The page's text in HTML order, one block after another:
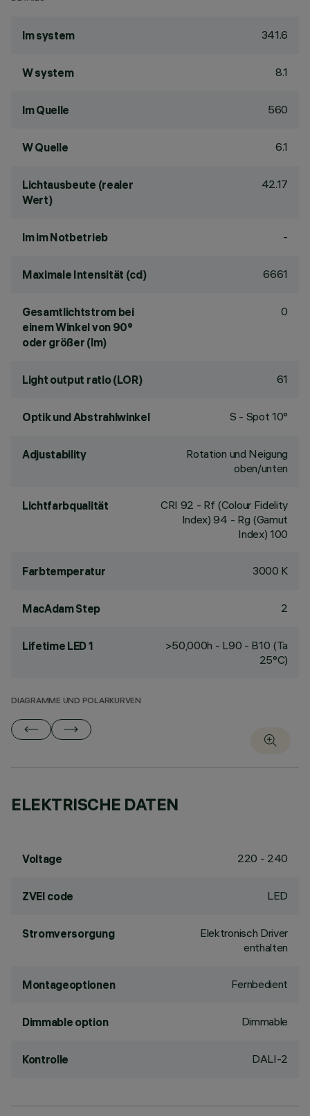
lm system 341.6
W system 8.1
lm Quelle 560
W Quelle 6.1
Lichtausbeute (realer
Wert)
42.17
lm im Notbetrieb -
Maximale Intensität (cd) 6661
Gesamtlichtstrom bei
einem Winkel von 90°
oder größer (lm)
0
Light output ratio (LOR) 61
Optik und Abstrahlwinkel S - Spot 10°
Adjustability
Rotation und Neigung
oben/unten
Lichtfarbqualität CRI 92 - Rf (Colour Fidelity
Index) 94 - Rg (Gamut
Index) 100
Farbtemperatur 3000 K
MacAdam Step 2
Lifetime LED 1
>50,000h - L90 - B10 (Ta
25°C)
DIAGRAMME UND POLARKURVEN
ELEKTRISCHE DATEN
Voltage 220 - 240
ZVEI code LED
Stromversorgung
Elektronisch Driver
enthalten
Montageoptionen Fernbedient
Dimmable option Dimmable
Kontrolle DALI-2